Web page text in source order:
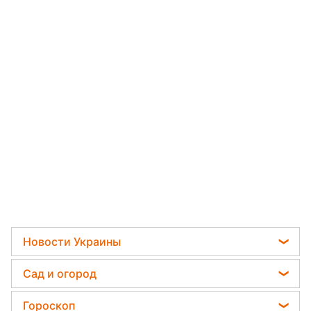
Новости Украины
Мобилизация
Политика
Сад и огород
Садовод назвал самое эффективное средство
Гороскоп